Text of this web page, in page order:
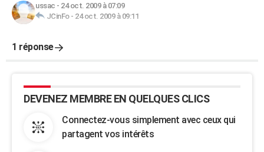
ussac - 24 oct. 2009 à 07:09
JCinFo- 24 oct. 2009 à 09:11
1 réponse
DEVENEZ MEMBRE EN QUELQUES CLICS
Connectez-vous simplement avec ceux qui
partagent vos intérêts